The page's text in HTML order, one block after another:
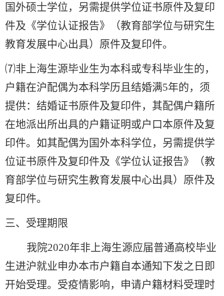
国外硕士学位，另需提供学位证书原件及复印
件及《学位认证报告》（教育部学位与研究生
教育发展中心出具）原件及复印件。
⑺非上海生源毕业生为本科或专科毕业生的，
户籍在沪配偶为本科学历且结婚满5年的，须
提供：结婚证书原件及复印件，其配偶户籍所
在地派出所出具的户籍证明或户口本原件及复
印件。如其配偶为国外本科学位，另需提供学
位证书原件及复印件及《学位认证报告》（教
育部学位与研究生教育发展中心出具）原件及
复印件。
三、受理期限
我院2020年非上海生源应届普通高校毕业
生进沪就业申办本市户籍自本通知下发之日即
开始受理。受疫情影响，申请户籍材料受理时